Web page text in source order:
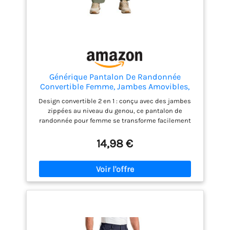
Générique Pantalon De Randonnée
Convertible Femme, Jambes Amovibles,
Léger, Séchage Rapide, Pantalon Cargo
Extérieur, Short Réversible, Poches pour
Marche et Activités Outdoor
Design convertible 2 en 1 : conçu avec des jambes
zippées au niveau du genou, ce pantalon de
randonnée pour femme se transforme facilement
température et d'activités. Idéal pour la marche, la
randonnée ou les voyages, ils s'adaptent sans effort
des matins frais aux après-midi chauds Tissu léger
et à séchage rapide : fabriqué à partir d'un tissu
léger à séchage rapide, ce pantalon d'extérieur vous
aide à rester à l'aise pendant les journées actives.
pour le camping, les vacances à pied et les voyages
d'été Poches pratiques pour les essentiels du
14,98 €